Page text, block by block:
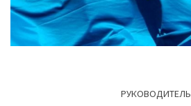
РУКОВОДИТЕЛЬ